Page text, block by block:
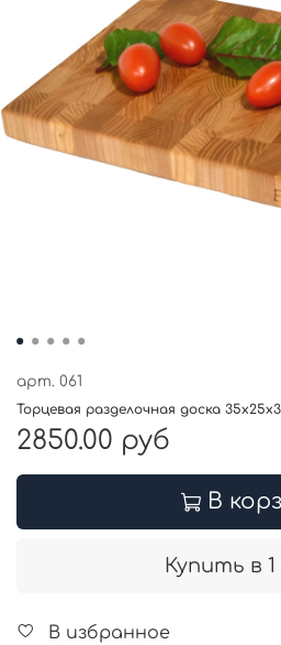
арт. 061
Торцевая разделочная доска
2850.00 руб
В
Купить в 1
В избранное